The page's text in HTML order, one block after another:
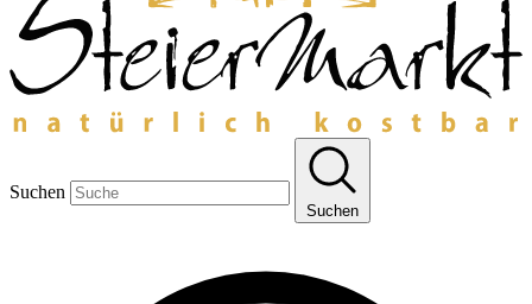
Suchen
Suchen